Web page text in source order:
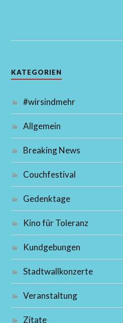
KATEGORIEN
#wirsindmehr
Allgemein
Breaking News
Couchfestival
Gedenktage
Kino für Toleranz
Kundgebungen
Stadtwallkonzerte
Veranstaltung
Zitate